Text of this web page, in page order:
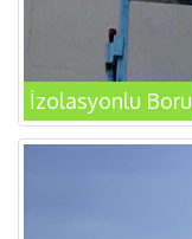
İzolasyonlu Boru